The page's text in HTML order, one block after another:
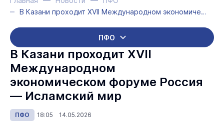
В Казани проходит XVII Международном экономическом форуме Россия — Исламский мир...
ПФО
В Казани проходит XVII
Международном
экономическом форуме Россия
— Исламский мир
ПФО 18:05 14.05.2026